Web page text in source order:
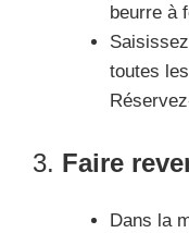
beurre à
toutes
3. Faire
Dans la